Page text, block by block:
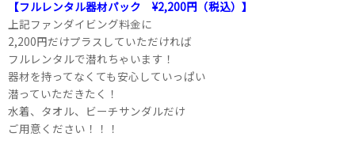
【フルレンタル器材パック ¥2,200円（税込）】
上記ファンダイビング料金に
2,200円だけプラスしていただければ
フルレンタルで潜れちゃいます！
器材を持ってなくても安心していっぱい
潜っていただきたく！
水着、タオル、ビーチサンダルだけ
ご用意ください！！！